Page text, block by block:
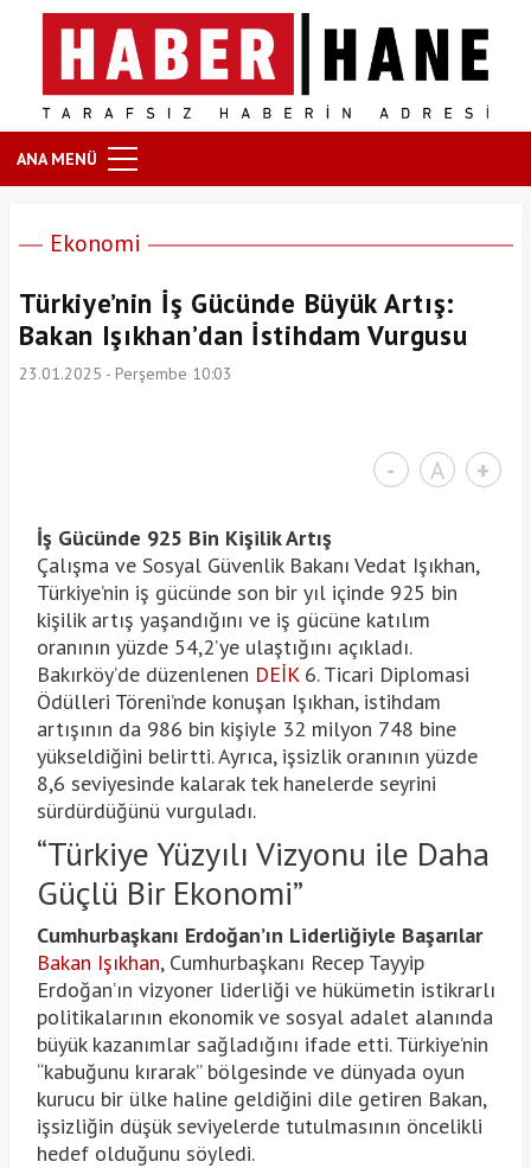
ANA MENÜ
Ekonomi
Türkiye’nin İş Gücünde Büyük Artış:
Bakan Işıkhan’dan İstihdam Vurgusu
23.01.2025 - Perşembe 10:03
- A +
İş Gücünde 925 Bin Kişilik Artış
Çalışma ve Sosyal Güvenlik Bakanı Vedat Işıkhan,
Türkiye’nin iş gücünde son bir yıl içinde 925 bin
kişilik artış yaşandığını ve iş gücüne katılım
oranının yüzde 54,2’ye ulaştığını açıkladı.
Bakırköy’de düzenlenen DEİK6. Ticari Diplomasi
Ödülleri Töreni’nde konuşan Işıkhan, istihdam
artışının da 986 bin kişiyle 32 milyon 748 bine
yükseldiğini belirtti. Ayrıca, işsizlik oranının yüzde
8,6 seviyesinde kalarak tek hanelerde seyrini
sürdürdüğünü vurguladı.
“Türkiye Yüzyılı Vizyonu ile Daha
Güçlü Bir Ekonomi”
Cumhurbaşkanı Erdoğan’ın Liderliğiyle Başarılar
Bakan Işıkhan, Cumhurbaşkanı Recep Tayyip
Erdoğan’ın vizyoner liderliği ve hükümetin istikrarlı
politikalarının ekonomik ve sosyal adalet alanında
büyük kazanımlar sağladığını ifade etti. Türkiye’nin
“kabuğunu kırarak” bölgesinde ve dünyada oyun
kurucu bir ülke haline geldiğini dile getiren Bakan,
işsizliğin düşük seviyelerde tutulmasının öncelikli
hedef olduğunu söyledi.